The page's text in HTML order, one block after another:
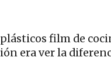
film de
era ver la